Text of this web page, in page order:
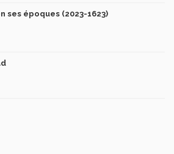
ses époques (2023-1623)